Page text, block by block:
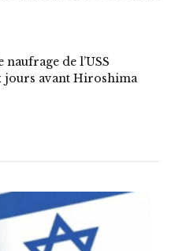
naufrage de l’USS
jours avant Hiroshima